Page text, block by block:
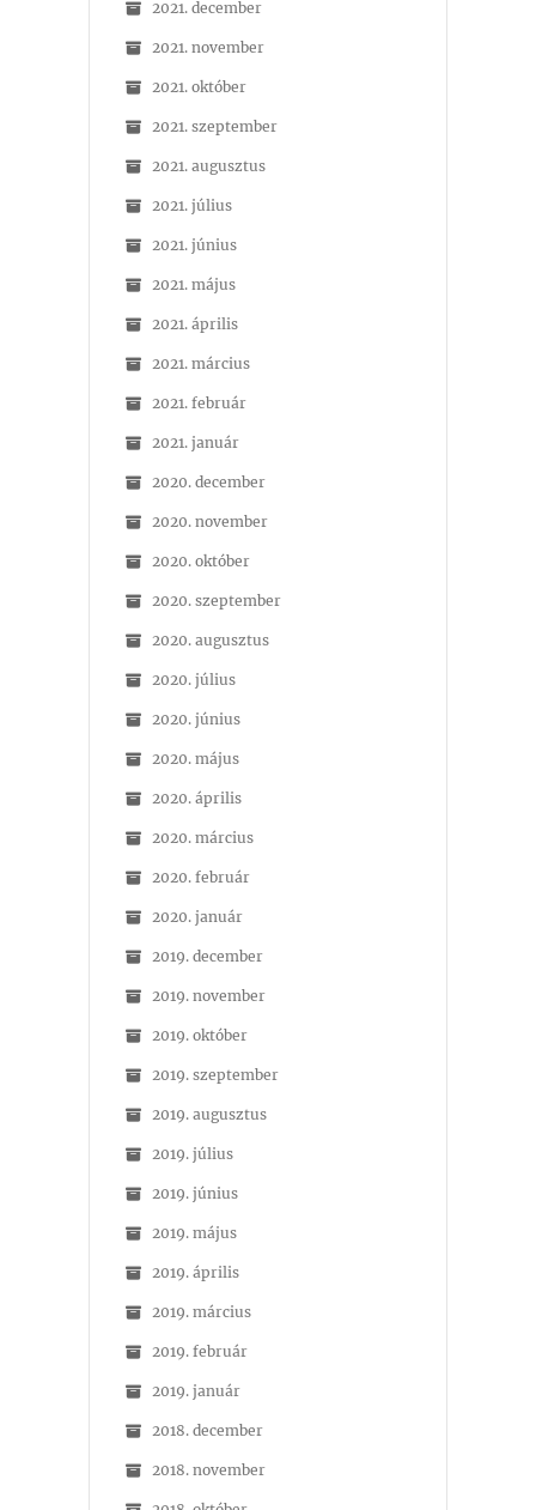
2021. december
2021. november
2021. október
2021. szeptember
2021. augusztus
2021. július
2021. június
2021. május
2021. április
2021. március
2021. február
2021. január
2020. december
2020. november
2020. október
2020. szeptember
2020. augusztus
2020. július
2020. június
2020. május
2020. április
2020. március
2020. február
2020. január
2019. december
2019. november
2019. október
2019. szeptember
2019. augusztus
2019. július
2019. június
2019. május
2019. április
2019. március
2019. február
2019. január
2018. december
2018. november